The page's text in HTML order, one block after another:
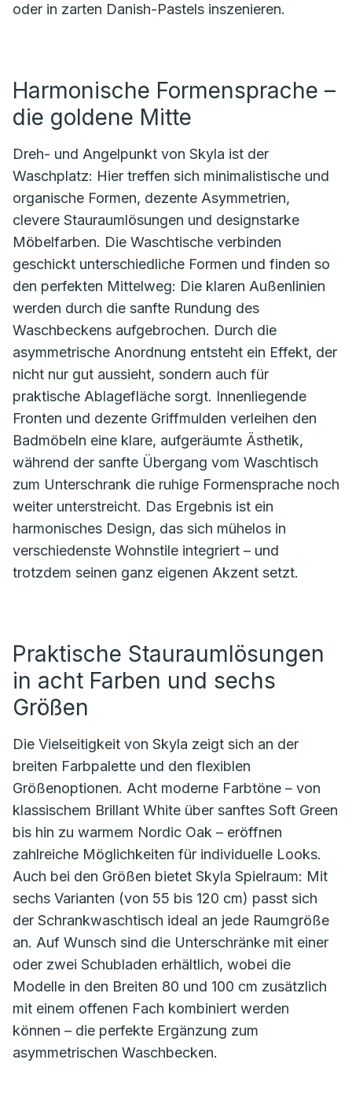
oder in zarten Danish-Pastels inszenieren.
Harmonische Formensprache –
die goldene Mitte
Dreh- und Angelpunkt von Skyla ist der
Waschplatz: Hier treffen sich minimalistische und
organische Formen, dezente Asymmetrien,
clevere Stauraumlösungen und designstarke
Möbelfarben. Die Waschtische verbinden
geschickt unterschiedliche Formen und finden so
den perfekten Mittelweg: Die klaren Außenlinien
werden durch die sanfte Rundung des
Waschbeckens aufgebrochen. Durch die
asymmetrische Anordnung entsteht ein Effekt, der
nicht nur gut aussieht, sondern auch für
praktische Ablagefläche sorgt. Innenliegende
Fronten und dezente Griffmulden verleihen den
Badmöbeln eine klare, aufgeräumte Ästhetik,
während der sanfte Übergang vom Waschtisch
zum Unterschrank die ruhige Formensprache noch
weiter unterstreicht. Das Ergebnis ist ein
harmonisches Design, das sich mühelos in
verschiedenste Wohnstile integriert – und
trotzdem seinen ganz eigenen Akzent setzt.
Praktische Stauraumlösungen
in acht Farben und sechs
Größen
Die Vielseitigkeit von Skyla zeigt sich an der
breiten Farbpalette und den flexiblen
Größenoptionen. Acht moderne Farbtöne – von
klassischem Brillant White über sanftes Soft Green
bis hin zu warmem Nordic Oak – eröffnen
zahlreiche Möglichkeiten für individuelle Looks.
Auch bei den Größen bietet Skyla Spielraum: Mit
sechs Varianten (von 55 bis 120 cm) passt sich
der Schrankwaschtisch ideal an jede Raumgröße
an. Auf Wunsch sind die Unterschränke mit einer
oder zwei Schubladen erhältlich, wobei die
Modelle in den Breiten 80 und 100 cm zusätzlich
mit einem offenen Fach kombiniert werden
können – die perfekte Ergänzung zum
asymmetrischen Waschbecken.